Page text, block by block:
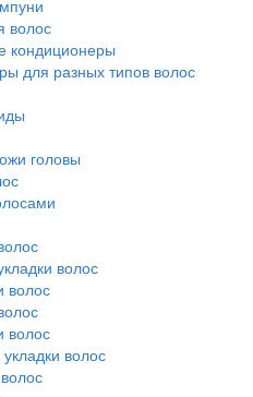
волос
кондиционеры
для разных типов волос
головы
волос
волос
волос
волос